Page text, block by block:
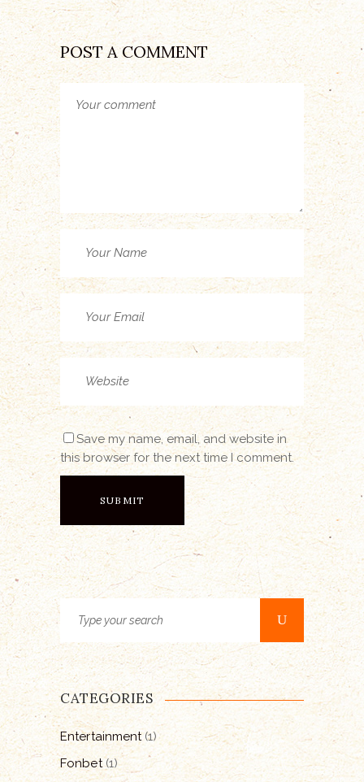
POST A COMMENT
Save my name, email, and website in
this browser for the next time I comment.
CATEGORIES
Entertainment(1)
Fonbet(1)